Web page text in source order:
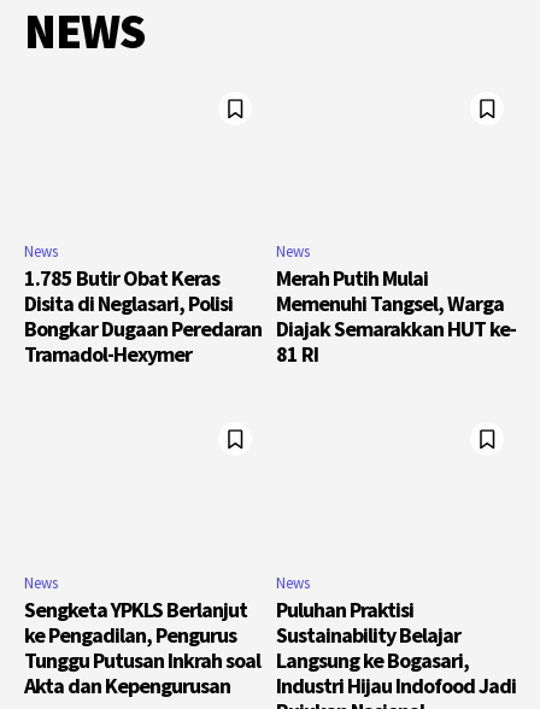
NEWS
News
1.785 Butir Obat Keras
Disita di Neglasari, Polisi
Bongkar Dugaan Peredaran
Tramadol-Hexymer
News
Merah Putih Mulai
Memenuhi Tangsel, Warga
Diajak Semarakkan HUT ke-
81 RI
News
Sengketa YPKLS Berlanjut
ke Pengadilan, Pengurus
Tunggu Putusan Inkrah soal
Akta dan Kepengurusan
News
Puluhan Praktisi
Sustainability Belajar
Langsung ke Bogasari,
Industri Hijau Indofood Jadi